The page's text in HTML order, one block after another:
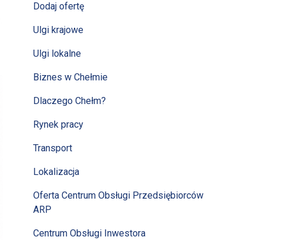
Dodaj ofertę
Ulgi krajowe
Ulgi lokalne
Biznes w Chełmie
Dlaczego Chełm?
Rynek pracy
Transport
Lokalizacja
Oferta Centrum Obsługi Przedsiębiorców
ARP
Centrum Obsługi Inwestora